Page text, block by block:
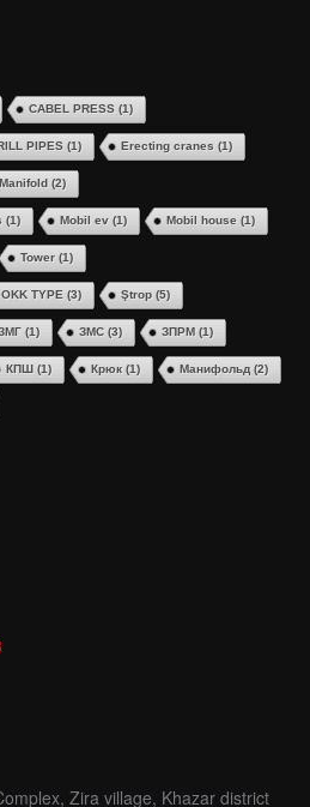
CABEL PRESS(1)
PIPES(1) Erecting cranes (1)
Manifold(2)
(1) Mobil ev(1) Mobil house (1)
Tower(1)
TYPE (3) Ştrop(5)
(1) ЗМС(3) ЗПРМ(1)
КПШ(1) Крюк(1) Манифольд(2)
Zira village, Khazar district